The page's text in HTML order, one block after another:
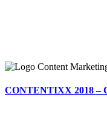
CONTENTIXX 2018 –